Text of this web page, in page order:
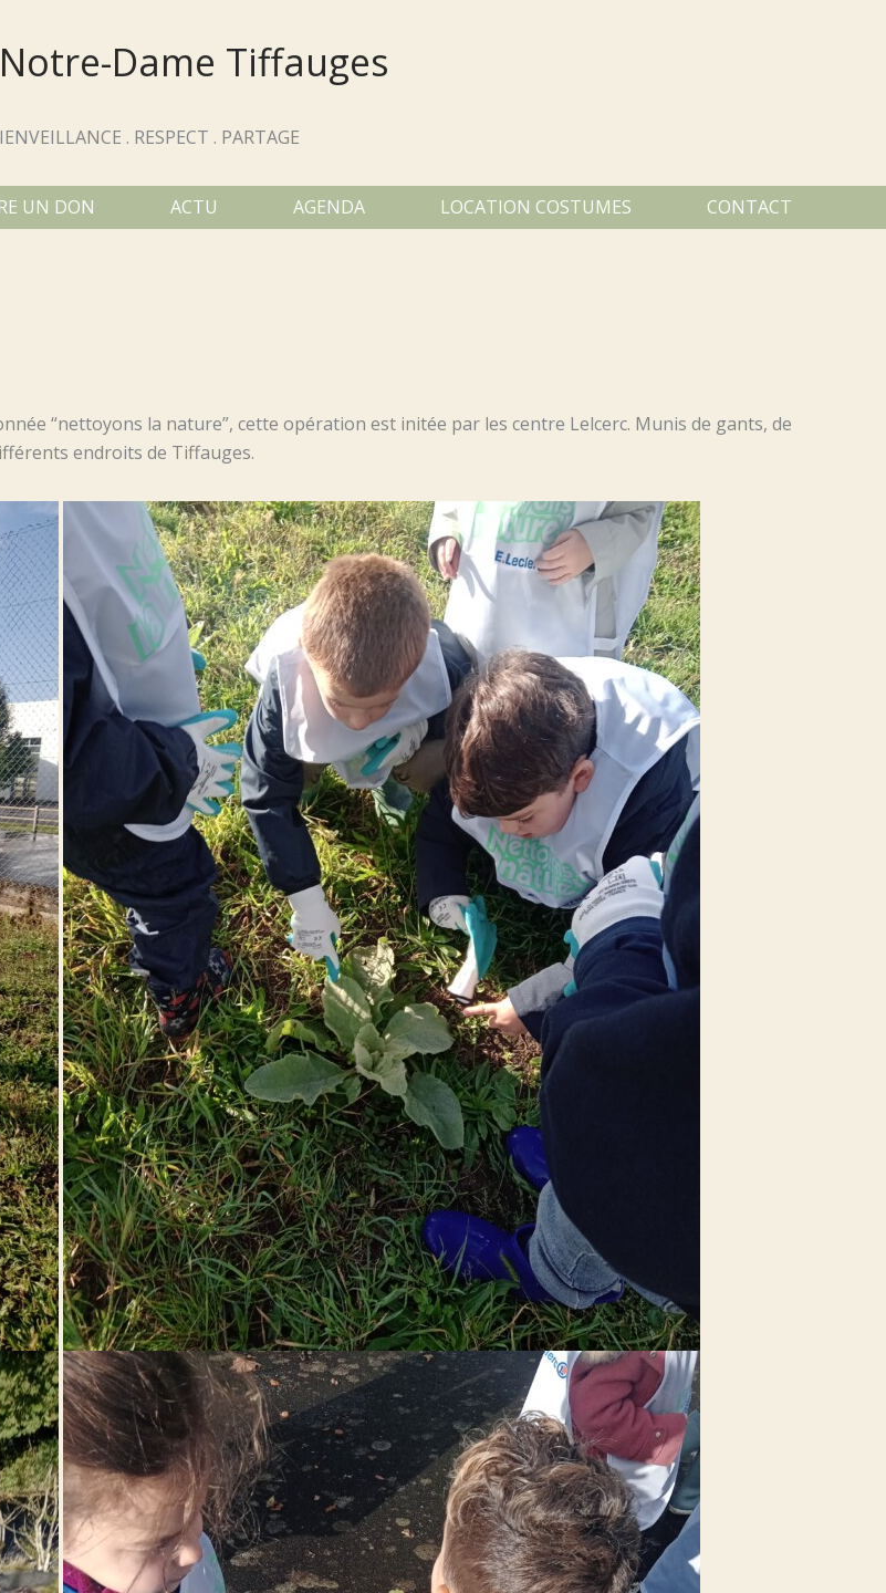
Dame Tiffauges
. RESPECT . PARTAGE
UN DON ACTU AGENDA LOCATION COSTUMES CONTACT
“nettoyons la nature”, cette opération est initée par les centre Lelcerc. Munis de gants, de
endroits de Tiffauges.